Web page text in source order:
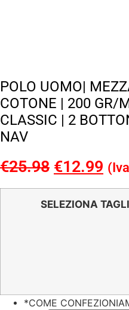
POLO UOMO|
COTONE | 200 GR/
CLASSIC | 2
NAV
€25.98 Il
prezzo
originale
€12.99 Il
SELEZIONA
*COME